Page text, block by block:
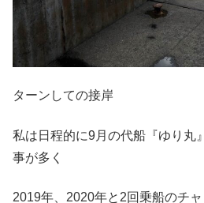
ターンしての接岸
私は日程的に9月の代船『ゆり丸
事が多く
2019年、2020年と2回乗船のチ